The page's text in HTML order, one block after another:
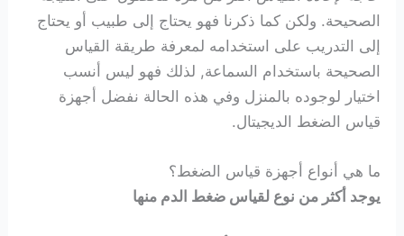
الصحيحة. ولكن كما ذكرنا فهو يحتاج إلى طبيب أو يحتاج
إلى التدريب على استخدامه لمعرفة طريقة القياس
الصحيحة باستخدام السماعة, لذلك فهو ليس أنسب
اختيار لوجوده بالمنزل وفي هذه الحالة نفضل أجهزة
قياس الضغط الديجيتال.
ما هي أنواع أجهزة قياس الضغط؟
يوجد أكثر من نوع لقياس ضغط الدم منها